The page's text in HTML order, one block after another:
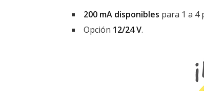
200 mA disponibles para 1 a 4
Opción 12/24 V.